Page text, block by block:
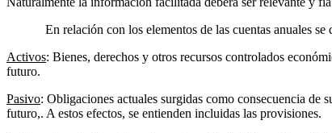
En relación con los elementos de las cuentas anuales se
Activos: Bienes, derechos y otros recursos controlados
futuro.
Pasivo: Obligaciones actuales surgidas como consecuencia de
futuro,. A estos efectos, se entienden incluidas las provisiones.